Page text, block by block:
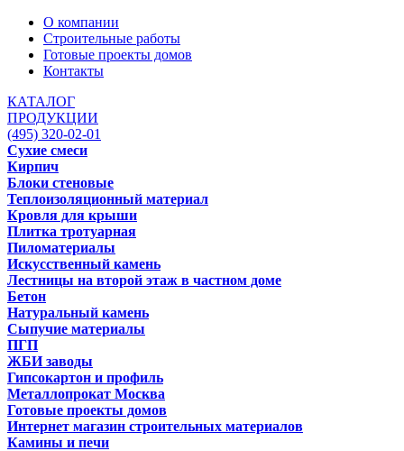
О компании
Строительные работы
Готовые проекты домов
Контакты
КАТАЛОГ
ПРОДУКЦИИ
(495) 320-02-01
Сухие смеси
Кирпич
Блоки стеновые
Теплоизоляционный материал
Кровля для крыши
Плитка тротуарная
Пиломатериалы
Искусственный камень
Лестницы на второй этаж в частном доме
Бетон
Натуральный камень
Сыпучие материалы
ПГП
ЖБИ заводы
Гипсокартон и профиль
Металлопрокат Москва
Готовые проекты домов
Интернет магазин строительных материалов
Камины и печи